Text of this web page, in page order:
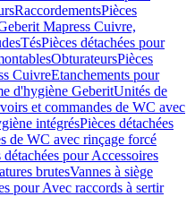
RaccordementsPièces
Mapress Cuivre,
TésPièces détachées pour
ObturateursPièces
CuivreEtanchements pour
d'hygiène GeberitUnités de
et commandes de WC avec
intégrésPièces détachées
de WC avec rinçage forcé
détachées pour Accessoires
brutesVannes à siège
pour Avec raccords à sertir